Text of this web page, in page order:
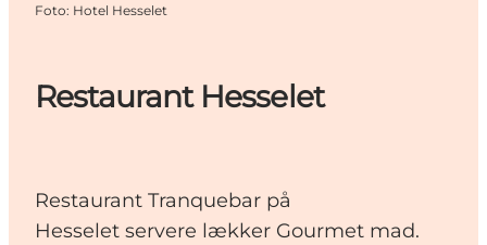
Restaurant Hesselet
Restaurant Tranquebar på
Hesselet servere lækker Gourmet mad.
Foto: Hotel Hesselet